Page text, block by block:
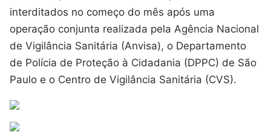
interditados no começo do mês após uma
operação conjunta realizada pela Agência Nacional
de Vigilância Sanitária (Anvisa), o Departamento
de Polícia de Proteção à Cidadania (DPPC) de São
Paulo e o Centro de Vigilância Sanitária (CVS).